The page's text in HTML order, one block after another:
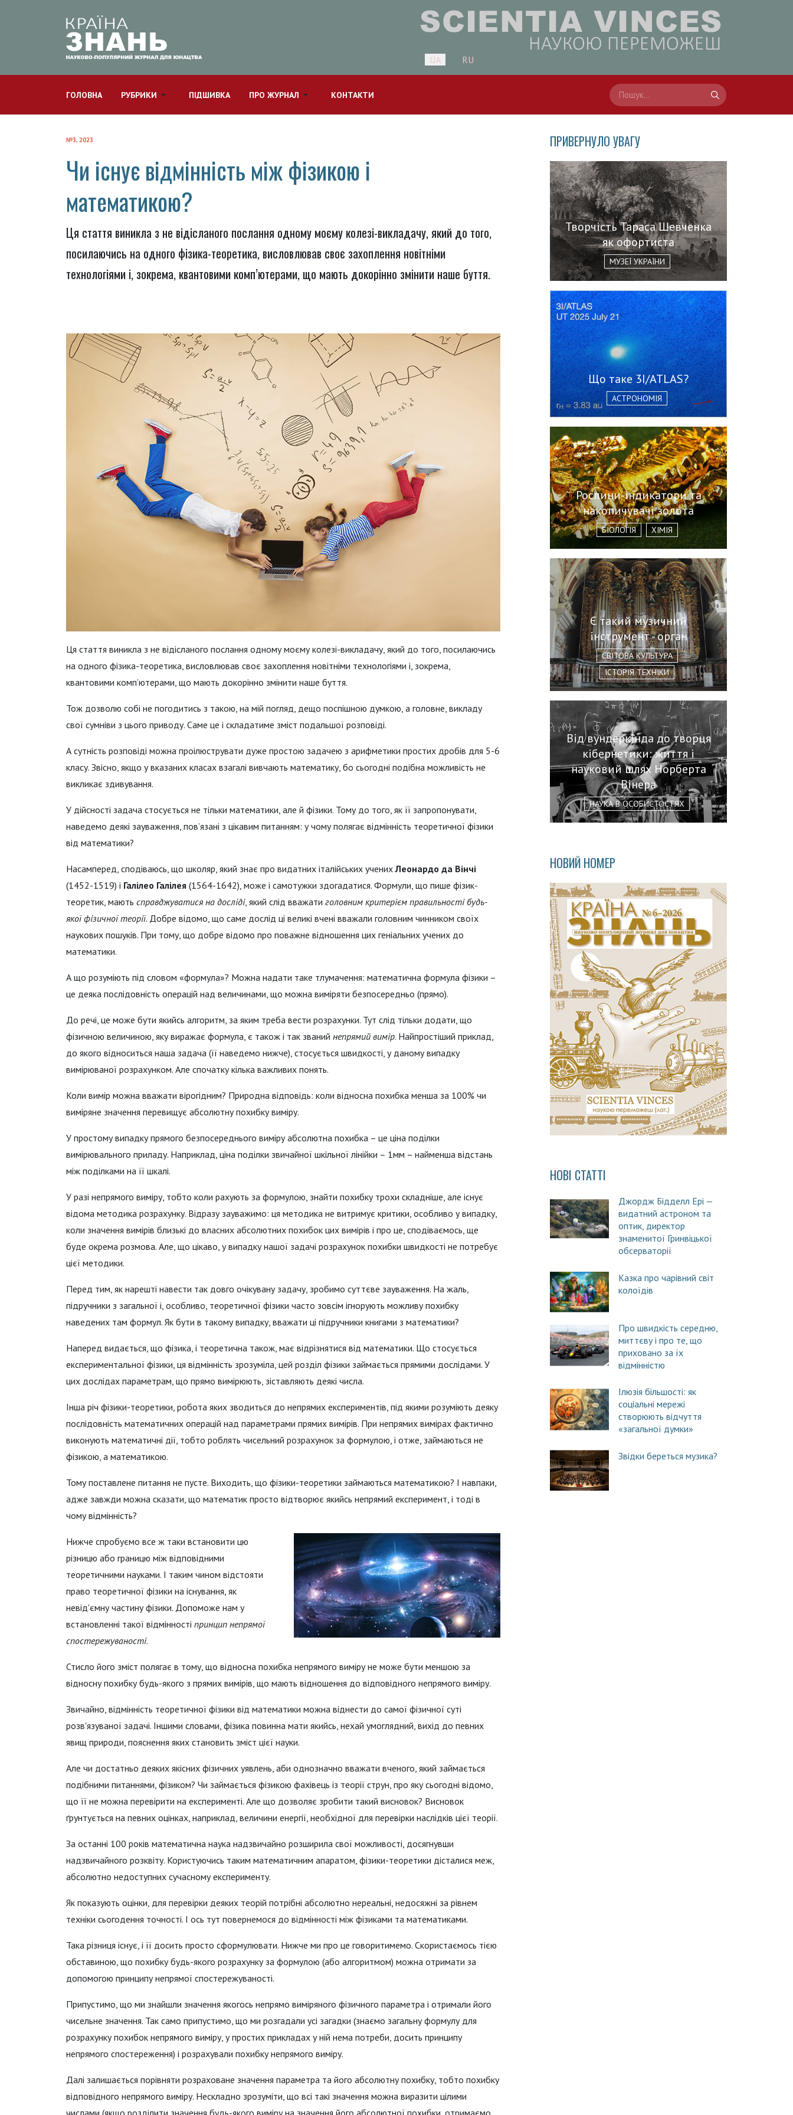
Оберіть свою мову
UA RU
ГОЛОВНА РУБРИКИ ПІДШИВКА ПРО ЖУРНАЛ КОНТАКТИ
№3, 2023
Чи існує відмінність між фізикою і
математикою?
Ця стаття виникла з не відісланого послання одному моєму колезі-викладачу, який до того,
посилаючись на одного фізика-теоретика, висловлював своє захоплення новітніми
технологіями і, зокрема, квантовими комп’ютерами, що мають докорінно змінити наше буття.
Ця стаття виникла з не відісланого послання одному моєму колезі-викладачу, який до того, посилаючись
на одного фізика-теоретика, висловлював своє захоплення новітніми технологіями і, зокрема,
квантовими комп’ютерами, що мають докорінно змінити наше буття.
Тож дозволю собі не погодитись з такою, на мій погляд, дещо поспішною думкою, а головне, викладу
свої сумніви з цього приводу. Саме це і складатиме зміст подальшої розповіді.
А сутність розповіді можна проілюструвати дуже простою задачею з арифметики простих дробів для 5-6
класу. Звісно, якщо у вказаних класах взагалі вивчають математику, бо сьогодні подібна можливість не
викликає здивування.
У дійсності задача стосується не тільки математики, але й фізики. Тому до того, як її запропонувати,
наведемо деякі зауваження, пов’язані з цікавим питанням: у чому полягає відмінність теоретичної фізики
від математики?
Насамперед, сподіваюсь, що школяр, який знає про видатних італійських ученихЛеонардо да Вінчі
(1452-1519) і Галілео Галілея (1564-1642), може і самотужки здогадатися. Формули, що пише фізик-
теоретик, мають справджуватися на досліді, який слід вважати головним критерієм правильності будь-
якої фізичної теорії. Добре відомо, що саме дослід ці великі вчені вважали головним чинником своїх
наукових пошуків. При тому, що добре відомо про поважне відношення цих геніальних учених до
математики.
А що розуміють під словом «формула»? Можна надати таке тлумачення: математична формула фізики –
це деяка послідовність операцій над величинами, що можна виміряти безпосередньо (прямо).
До речі, це може бути якийсь алгоритм, за яким треба вести розрахунки. Тут слід тільки додати, що
фізичною величиною, яку виражає формула, є також і так званий непрямий вимір. Найпростіший приклад,
до якого відноситься наша задача (її наведемо нижче), стосується швидкості, у даному випадку
вимірюваної розрахунком. Але спочатку кілька важливих понять.
Коли вимір можна вважати вірогідним? Природна відповідь: коли відносна похибка менша за 100% чи
виміряне значення перевищує абсолютну похибку виміру.
У простому випадку прямого безпосереднього виміру абсолютна похибка – це ціна поділки
вимірювального приладу. Наприклад, ціна поділки звичайної шкільної лінійки – 1мм – найменша відстань
між поділками на її шкалі.
У разі непрямого виміру, тобто коли рахують за формулою, знайти похибку трохи складніше, але існує
відома методика розрахунку. Відразу зауважимо: ця методика не витримує критики, особливо у випадку,
коли значення вимірів близькі до власних абсолютних похибок цих вимірів і про це, сподіваємось, ще
буде окрема розмова. Але, що цікаво, у випадку нашої задачі розрахунок похибки швидкості не потребує
цієї методики.
Перед тим, як нарешті навести так довго очікувану задачу, зробимо суттєве зауваження. На жаль,
підручники з загальної і, особливо, теоретичної фізики часто зовсім ігнорують можливу похибку
наведених там формул. Як бути в такому випадку, вважати ці підручники книгами з математики?
Наперед видається, що фізика, і теоретична також, має відрізнятися від математики. Що стосується
експериментальної фізики, ця відмінність зрозуміла, цей розділ фізики займається прямими дослідами. У
цих дослідах параметрам, що прямо вимірюють, зіставляють деякі числа.
Інша річ фізики-теоретики, робота яких зводиться до непрямих експериментів, під якими розуміють деяку
послідовність математичних операцій над параметрами прямих вимірів. При непрямих вимірах фактично
виконують математичні дії, тобто роблять чисельний розрахунок за формулою, і отже, займаються не
фізикою, а математикою.
Тому поставлене питання не пусте. Виходить, що фізики-теоретики займаються математикою? І навпаки,
адже завжди можна сказати, що математик просто відтворює якийсь непрямий експеримент, і тоді в
чому відмінність?
Нижче спробуємо все ж таки встановити цю
різницю або границю між відповідними
теоретичними науками. І таким чином відстояти
право теоретичної фізики на існування, як
невід'ємну частину фізики. Допоможе нам у
встановленні такої відмінності принцип непрямої
спостережуваності.
Стисло його зміст полягає в тому, що відносна похибка непрямого виміру не може бути меншою за
відносну похибку будь-якого з прямих вимірів, що мають відношення до відповідного непрямого виміру.
Звичайно, відмінність теоретичної фізики від математики можна віднести до самої фізичної суті
розв'язуваної задачі. Іншими словами, фізика повинна мати якийсь, нехай умоглядний, вихід до певних
явищ природи, пояснення яких становить зміст цієї науки.
Але чи достатньо деяких якісних фізичних уявлень, аби однозначно вважати вченого, який займається
подібними питаннями, фізиком? Чи займається фізикою фахівець із теорії струн, про яку сьогодні відомо,
що її не можна перевірити на експерименті. Але що дозволяє зробити такий висновок? Висновок
ґрунтується на певних оцінках, наприклад, величини енергії, необхідної для перевірки наслідків цієї теорії.
За останні 100 років математична наука надзвичайно розширила свої можливості, досягнувши
надзвичайного розквіту. Користуючись таким математичним апаратом, фізики-теоретики дісталися меж,
абсолютно недоступних сучасному експерименту.
Як показують оцінки, для перевірки деяких теорій потрібні абсолютно нереальні, недосяжні за рівнем
техніки сьогодення точності. І ось тут повернемося до відмінності між фізиками та математиками.
Така різниця існує, і її досить просто сформулювати. Нижче ми про це говоритимемо. Скористаємось тією
обставиною, що похибку будь-якого розрахунку за формулою (або алгоритмом) можна отримати за
допомогою принципу непрямої спостережуваності.
Припустимо, що ми знайшли значення якогось непрямо виміряного фізичного параметра і отримали його
чисельне значення. Так само припустимо, що ми розгадали усі загадки (знаємо загальну формулу для
розрахунку похибок непрямого виміру, у простих прикладах у ній нема потреби, досить принципу
непрямого спостереження) і розрахували похибку непрямого виміру.
Далі залишається порівняти розраховане значення параметра та його абсолютну похибку, тобто похибку
відповідного непрямого виміру. Нескладно зрозуміти, що всі такі значення можна виразити цілими
числами (якщо розділити значення будь-якого виміру на значення його абсолютної похибки, отримаємо
ПРИВЕРНУЛО УВАГУ
Творчість Тараса Шевченка
як офортиста
МУЗЕЇ УКРАЇНИ
Що таке 3I/ATLAS?
АСТРОНОМІЯ
Рослини-індикатори та
накопичувачі золота
БІОЛОГІЯ ХІМІЯ
Є такий музичний
інструмент - орган
СВІТОВА КУЛЬТУРА
ІСТОРІЯ ТЕХНІКИ
Від вундеркінда до творця
кібернетики: життя і
науковий шлях Норберта
Вінера
НАУКА В ОСОБИСТОСТЯХ
НОВИЙ НОМЕР
НОВІ СТАТТІ
Джордж Бідделл Ері —
видатний астроном та
оптик, директор
знаменитої Гринвіцької
обсерваторії
Казка про чарівний світ
колоїдів
Про швидкість середню,
миттєву і про те, що
приховано за їх
відмінністю
Ілюзія більшості: як
соціальні мережі
створюють відчуття
«загальної думки»
Звідки береться музика?